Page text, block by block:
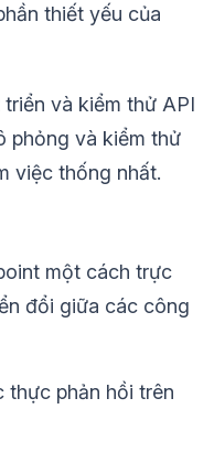
thiết yếu của
và kiểm thử API
phỏng và kiểm thử
việc thống nhất.
một cách trực
đổi giữa các công
thực phản hồi trên